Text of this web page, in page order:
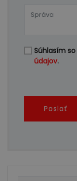
Súhlasím so
údajov.
Poslať